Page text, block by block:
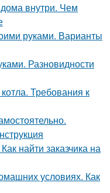
внутри. Чем
руками. Варианты
Разновидности
Требования к
найти заказчика на
условиях. Как